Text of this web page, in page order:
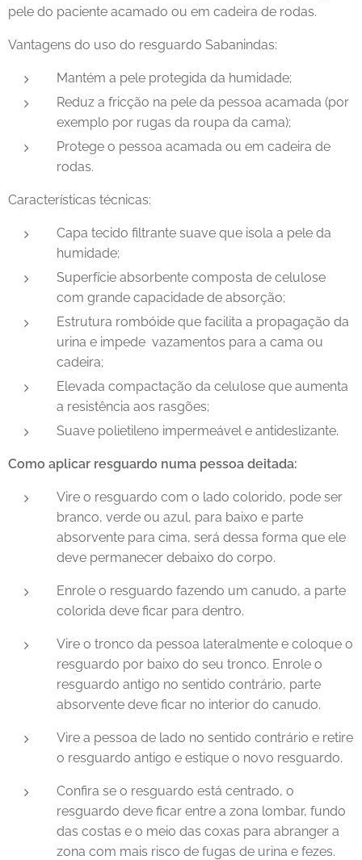
pele do paciente acamado ou em cadeira de rodas.
Vantagens do uso do resguardo Sabanindas:
Mantém a pele protegida da humidade;
Reduz a fricção na pele da pessoa acamada (por
exemplo por rugas da roupa da cama);
Protege o pessoa acamada ou em cadeira de
rodas.
Características técnicas:
Capa tecido filtrante suave que isola a pele da
humidade;
Superfície absorbente composta de celulose
com grande capacidade de absorção;
Estrutura rombóide que facilita a propagação da
urina e impede vazamentos para a cama ou
cadeira;
Elevada compactação da celulose que aumenta
a resistência aos rasgões;
Suave polietileno impermeável e antideslizante.
Como aplicar resguardo numa pessoa deitada:
Vire o resguardo com o lado colorido, pode ser
branco, verde ou azul, para baixo e parte
absorvente para cima, será dessa forma que ele
deve permanecer debaixo do corpo.
Enrole o resguardo fazendo um canudo, a parte
colorida deve ficar para dentro.
Vire o tronco da pessoa lateralmente e coloque o
resguardo por baixo do seu tronco. Enrole o
resguardo antigo no sentido contrário, parte
absorvente deve ficar no interior do canudo.
Vire a pessoa de lado no sentido contrário e retire
o resguardo antigo e estique o novo resguardo.
Confira se o resguardo está centrado, o
resguardo deve ficar entre a zona lombar, fundo
das costas e o meio das coxas para abranger a
zona com mais risco de fugas de urina e fezes.